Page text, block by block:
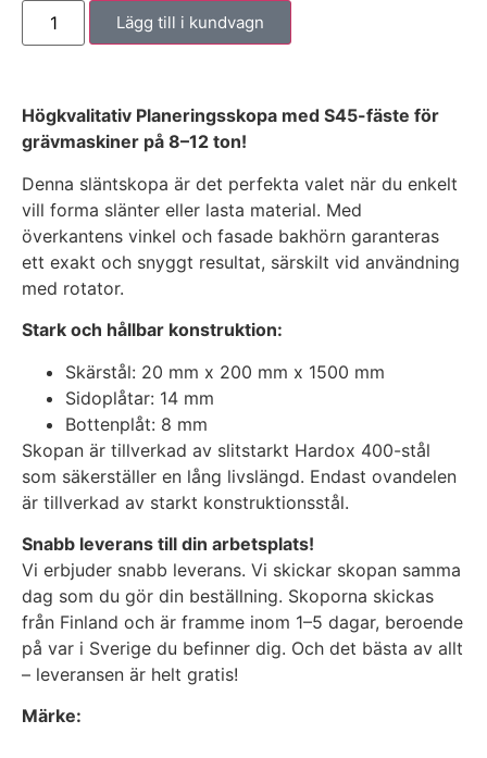
Lägg till i kundvagn
Högkvalitativ Planeringsskopa med S45-fäste för
grävmaskiner på 8–12 ton!
Denna släntskopa är det perfekta valet när du enkelt
vill forma slänter eller lasta material. Med
överkantens vinkel och fasade bakhörn garanteras
ett exakt och snyggt resultat, särskilt vid användning
med rotator.
Stark och hållbar konstruktion:
Skärstål: 20 mm x 200 mm x 1500 mm
Sidoplåtar: 14 mm
Bottenplåt: 8 mm
Skopan är tillverkad av slitstarkt Hardox 400-stål
som säkerställer en lång livslängd. Endast ovandelen
är tillverkad av starkt konstruktionsstål.
Snabb leverans till din arbetsplats!
Vi erbjuder snabb leverans. Vi skickar skopan samma
dag som du gör din beställning. Skoporna skickas
från Finland och är framme inom 1–5 dagar, beroende
på var i Sverige du befinner dig. Och det bästa av allt
– leveransen är helt gratis!
Märke: